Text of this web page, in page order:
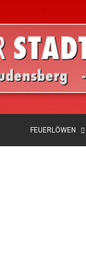
FEUERLÖWEN